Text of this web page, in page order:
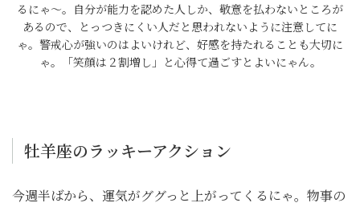
るにゃ～。自分が能力を認めた人しか、敬意を払わないところが
あるので、とっつきにくい人だと思われないように注意してに
ゃ。警戒心が強いのはよいけれど、好感を持たれることも大切に
ゃ。「笑顔は２割増し」と心得て過ごすとよいにゃん。
牡羊座のラッキーアクション
今週半ばから、運気がググっと上がってくるにゃ。物事の